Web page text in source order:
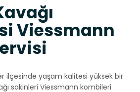
Viessmann
ilçesinde yaşam kalitesi yüksek bir
sakinleri Viessmann kombileri